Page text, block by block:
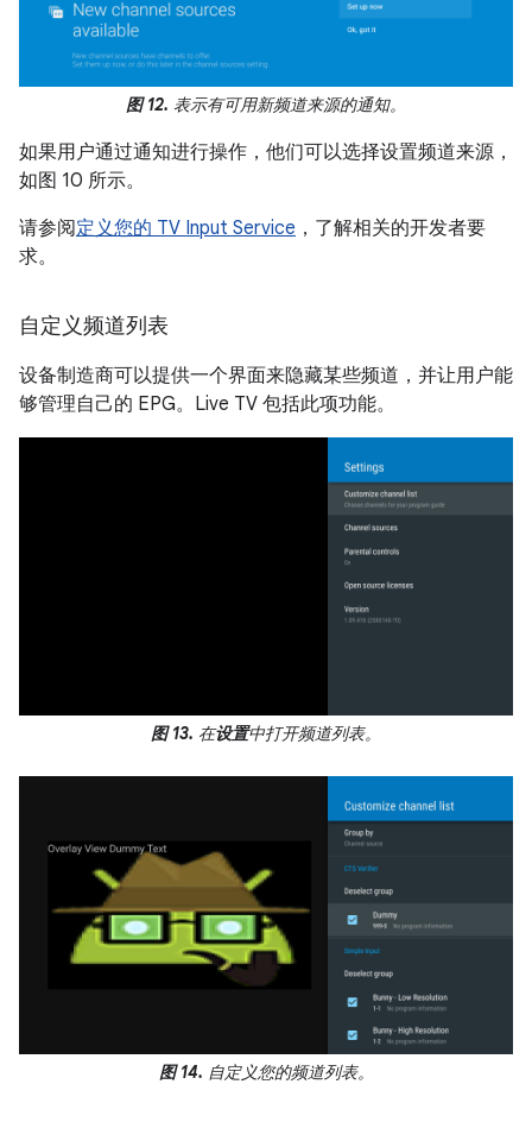
图 12. 表示有可用新频道来源的通知。
如果用户通过通知进行操作，他们可以选择设置频道来源，
如图 10 所示。
请参阅定义您的 TV Input Service ，了解相关的开发者要
求。
自定义频道列表
设备制造商可以提供一个界面来隐藏某些频道，并让用户能
够管理自己的 EPG。Live TV 包括此项功能。
图 13. 在设置中打开频道列表。
图 14. 自定义您的频道列表。